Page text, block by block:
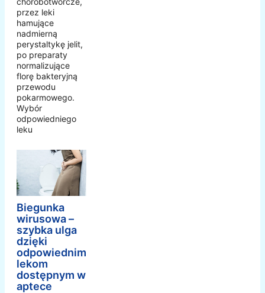
przez leki
hamujące
nadmierną
perystaltykę jelit,
po preparaty
normalizujące
florę bakteryjną
przewodu
pokarmowego.
Wybór
odpowiedniego
leku
Biegunka
wirusowa –
szybka ulga
dzięki
odpowiednim
lekom
dostępnym w
aptece